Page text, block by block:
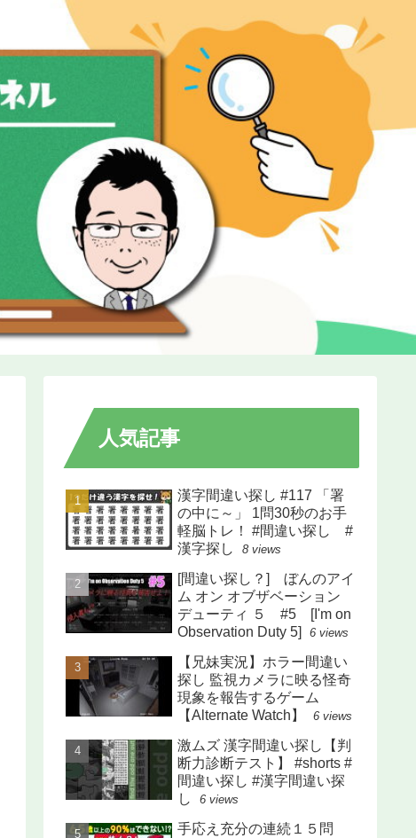
人気記事
漢字間違い探し #117 「署
の中に～」 1問30秒のお手
軽脳トレ！ #間違い探し #
漢字探し
8 views
[間違い探し？] ぼんのアイ
ム オン オブザベーション
デューティ ５ #5 [I'm on
Observation Duty 5]
6 views
【兄妹実況】ホラー間違い
探し 監視カメラに映る怪奇
現象を報告するゲーム
【Alternate Watch】
6 views
激ムズ 漢字間違い探し【判
断力診断テスト】 #shorts #
間違い探し #漢字間違い探
し
6 views
手応え充分の連続１５問